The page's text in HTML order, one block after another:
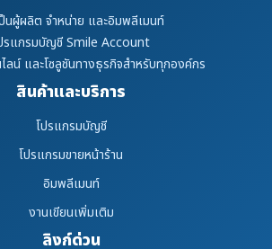
ป็นผู้ผลิต จำหน่าย และอิมพลีเมนท์
รแกรมบัญชี Smile Account
ลน์ และโซลูชันทางธุรกิจสำหรับทุกองค์กร
สินค้าและบริการ
โปรแกรมบัญชี
โปรแกรมขายหน้าร้าน
อิมพลีเมนท์
งานเขียนเพิ่มเติม
ลิงก์ด่วน